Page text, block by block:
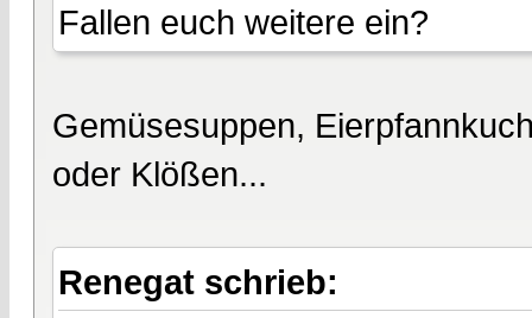
Fallen euch weitere ein?
Gemüsesuppen,
oder Klößen...
Renegat schrieb: